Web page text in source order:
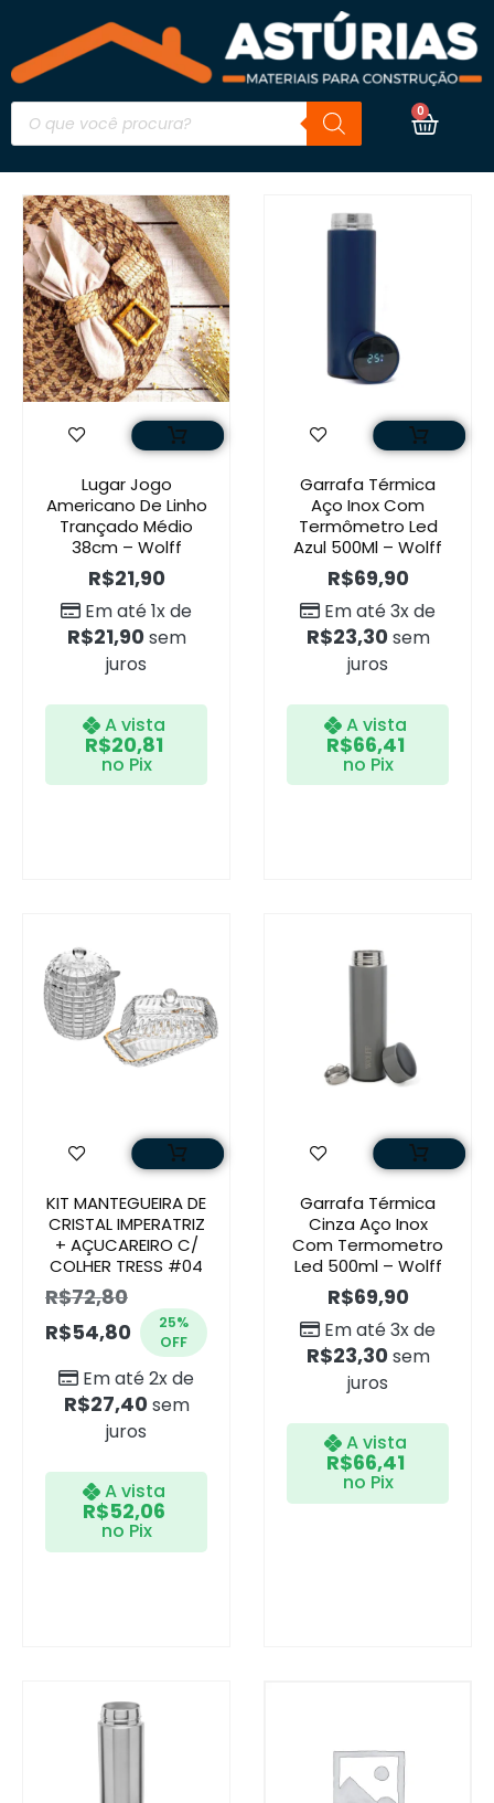
0
Lugar Jogo
Americano De Linho
Trançado Médio
38cm – Wolff
R$21,90
Em até 1x de
R$21,90 sem
juros
A vista
R$20,81
no Pix
Garrafa Térmica
Aço Inox Com
Termômetro Led
Azul 500Ml – Wolff
R$69,90
Em até 3x de
R$23,30 sem
juros
A vista
R$66,41
no Pix
KIT MANTEGUEIRA DE
CRISTAL IMPERATRIZ
+ AÇUCAREIRO C/
COLHER TRESS #04
R$72,80
R$54,80
25%
OFF
Em até 2x de
R$27,40 sem
juros
A vista
R$52,06
no Pix
Garrafa Térmica
Cinza Aço Inox
Com Termometro
Led 500ml – Wolff
R$69,90
Em até 3x de
R$23,30 sem
juros
A vista
R$66,41
no Pix